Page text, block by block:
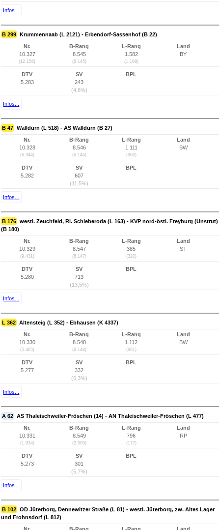
Infos...
B 299 Krummennaab (L 2121) - Erbendorf-Sassenhof (B 22)
Nr.
10.327
(12.156)
B-Rang
8.545
(6.145)
L-Rang
1.582
(1.169)
Land
BY
DTV
5.283
SV
243
(4,6%)
BPL
Infos...
B 47 Walldürn (L 518) - AS Walldürn (B 27)
Nr.
10.328
(6.344)
B-Rang
8.546
(6.146)
L-Rang
1.111
(960)
Land
BW
DTV
5.282
SV
607
(11,5%)
BPL
Infos...
B 176 westl. Zeuchfeld, Ri. Schleberoda (L 163) - KVP nord-östl. Freyburg (Unstrut)
(B 180)
Nr.
10.329
(9.431)
B-Rang
8.547
(6.147)
L-Rang
385
(320)
Land
ST
DTV
5.280
SV
713
(13,5%)
BPL
Infos...
L 362 Altensteig (L 352) - Ebhausen (K 4337)
Nr.
10.330
(5.465)
B-Rang
8.548
(6.148)
L-Rang
1.112
(961)
Land
BW
DTV
5.277
SV
332
(6,3%)
BPL
Infos...
A 62 AS Thaleischweiler-Fröschen (14) - AN Thaleischweiler-Fröschen (L 477)
Nr.
10.331
(1.934)
B-Rang
8.549
(2.505)
L-Rang
796
(177)
Land
RP
DTV
5.273
SV
301
(5,7%)
BPL
Infos...
B 102 OD Jüterborg, Dennewitzer Straße (L 81) - westl. Jüterborg, zw. Altes Lager
und Frohnsdorf (L 812)